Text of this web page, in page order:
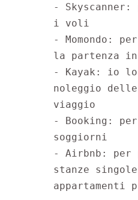
-
i voli
- Momondo:
la partenza in
- Kayak: io
noleggio
viaggio
- Booking:
soggiorni
- Airbnb: per
stanze
appartamenti